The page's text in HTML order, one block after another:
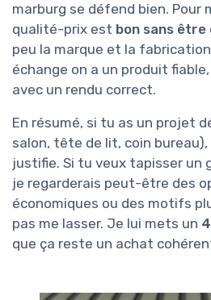
marburg se défend bien. Pour
qualité-prix est bon sans être
peu la marque et la
échange on a un produit
avec un rendu correct.
En résumé, si tu as un projet
salon, tête de lit, coin
justifie. Si tu veux tapisser un
je regarderais peut-être des
économiques ou des motifs
pas me lasser. Je lui mets un
que ça reste un achat